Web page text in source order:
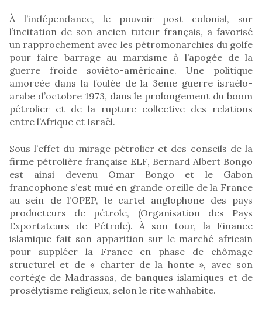
À l’indépendance, le pouvoir post colonial, sur
l’incitation de son ancien tuteur français, a favorisé
un rapprochement avec les pétromonarchies du golfe
pour faire barrage au marxisme à l’apogée de la
guerre froide soviéto-américaine. Une politique
amorcée dans la foulée de la 3eme guerre israélo-
arabe d’octobre 1973, dans le prolongement du boom
pétrolier et de la rupture collective des relations
entre l’Afrique et Israël.
Sous l’effet du mirage pétrolier et des conseils de la
firme pétrolière française ELF, Bernard Albert Bongo
est ainsi devenu Omar Bongo et le Gabon
francophone s’est mué en grande oreille de la France
au sein de l’OPEP, le cartel anglophone des pays
producteurs de pétrole, (Organisation des Pays
Exportateurs de Pétrole). À son tour, la Finance
islamique fait son apparition sur le marché africain
pour suppléer la France en phase de chômage
structurel et de « charter de la honte », avec son
cortège de Madrassas, de banques islamiques et de
prosélytisme religieux, selon le rite wahhabite.